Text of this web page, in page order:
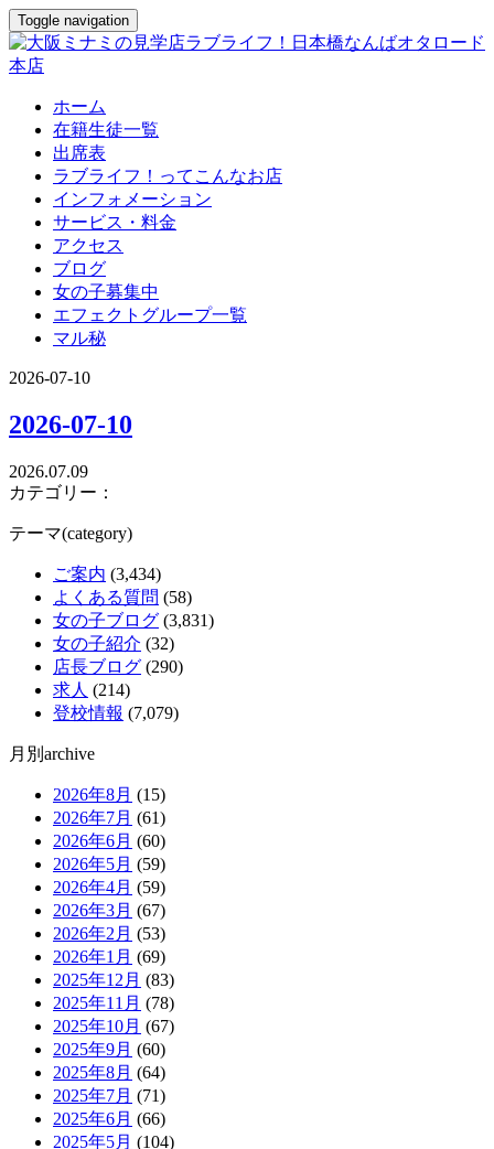
Toggle navigation
ホーム
在籍生徒一覧
出席表
ラブライフ！ってこんなお店
インフォメーション
サービス・料金
アクセス
ブログ
女の子募集中
エフェクトグループ一覧
マル秘
2026-07-10
2026-07-10
2026.07.09
カテゴリー：
テーマ(category)
ご案内 (3,434)
よくある質問 (58)
女の子ブログ (3,831)
女の子紹介 (32)
店長ブログ (290)
求人 (214)
登校情報 (7,079)
月別archive
2026年8月 (15)
2026年7月 (61)
2026年6月 (60)
2026年5月 (59)
2026年4月 (59)
2026年3月 (67)
2026年2月 (53)
2026年1月 (69)
2025年12月 (83)
2025年11月 (78)
2025年10月 (67)
2025年9月 (60)
2025年8月 (64)
2025年7月 (71)
2025年6月 (66)
2025年5月 (104)